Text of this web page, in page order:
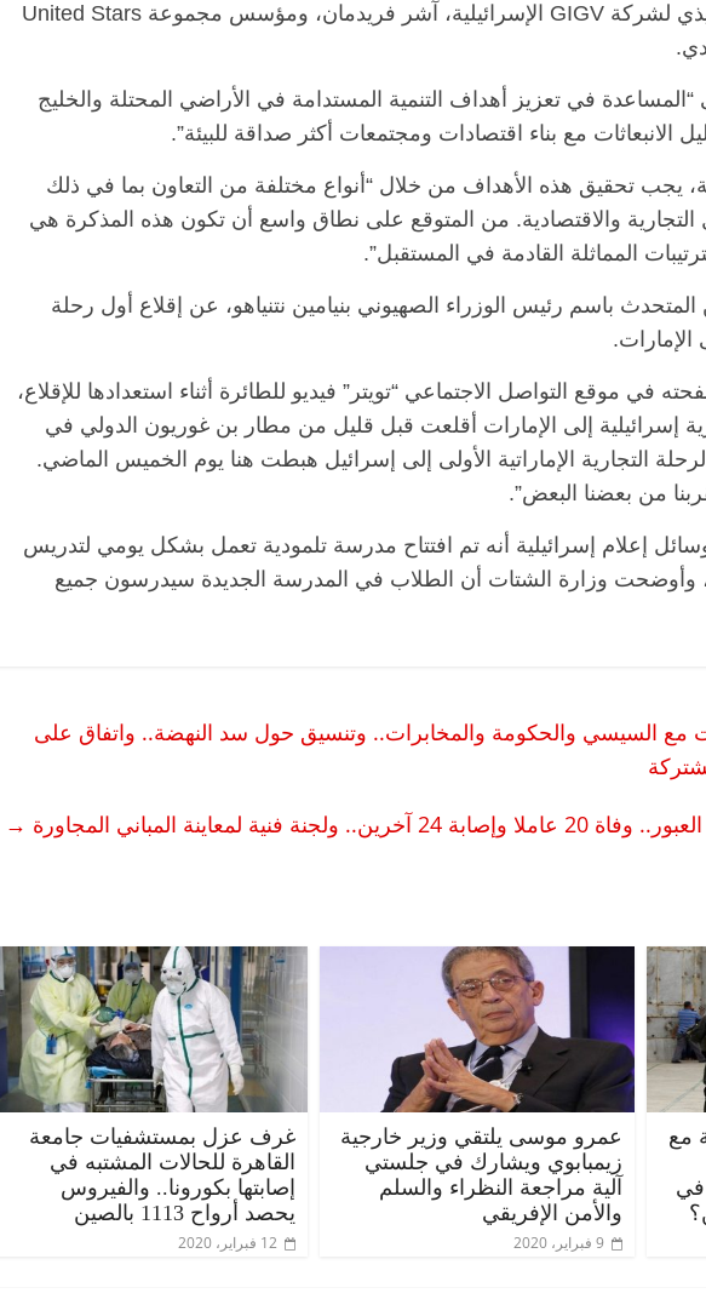
ووقع الاتفاقية الرئيس التنفيذي لشركة GIGV الإسرائيلية، آشر فريدمان، ومؤسس مجموعة United Stars
في تعزيز أهداف التنمية المستدامة في الأراضي المحتلة والخليج
الانبعاثات مع بناء اقتصادات ومجتمعات أكثر صداقة للبيئة”.
يجب تحقيق هذه الأهداف من خلال “أنواع مختلفة من التعاون بما في ذلك
التجارية والاقتصادية. من المتوقع على نطاق واسع أن تكون هذه المذكرة هي
المماثلة القادمة في المستقبل”.
باسم رئيس الوزراء الصهيوني بنيامين نتنياهو، عن إقلاع أول رحلة
الإمارات.
في موقع التواصل الاجتماعي “تويتر” فيديو للطائرة أثناء استعدادها للإقلاع،
إسرائيلية إلى الإمارات أقلعت قبل قليل من مطار بن غوريون الدولي في
التجارية الإماراتية الأولى إلى إسرائيل هبطت هنا يوم الخميس الماضي.
من بعضنا البعض”.
إعلام إسرائيلية أنه تم افتتاح مدرسة تلمودية تعمل بشكل يومي لتدريس
التوراة لنحو 40 طالبًا، وأوضحت وزارة الشتات أن الطلاب في المدرسة الجديدة سيدرسون جميع
السيسي والحكومة والمخابرات.. وتنسيق حول سد النهضة.. واتفاق على
فنية لمعاينة المباني المجاورة
→
مع
في
عمرو موسى يلتقي وزير خارجية
زيمبابوي ويشارك في جلستي
آلية مراجعة النظراء والسلم
والأمن الإفريقي
9 فبراير، 2020
غرف عزل بمستشفيات جامعة
القاهرة للحالات المشتبه في
إصابتها بكورونا.. والفيروس
يحصد أرواح 1113 بالصين
12 فبراير، 2020
مقعد شاغر على مائدة الإفطار.. يحيى
حسين عبدالهادي فارس مقاومة
الخصخصة الذي دافع عن المال العام
(بروفايل)
الرئيسية مصر ناس وناس
ذكرى رحيله.. د. نور فرحات فقيه
دافع عن قضايا الوطن وانحاز
2026